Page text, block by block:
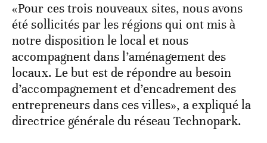
«Pour ces trois nouveaux sites, nous avons
été sollicités par les régions qui ont mis à
notre disposition le local et nous
accompagnent dans l’aménagement des
locaux. Le but est de répondre au besoin
d’accompagnement et d’encadrement des
entrepreneurs dans ces villes», a expliqué la
directrice générale du réseau Technopark.